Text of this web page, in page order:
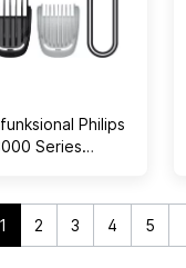
Philips
Series
1 2 3 4 5